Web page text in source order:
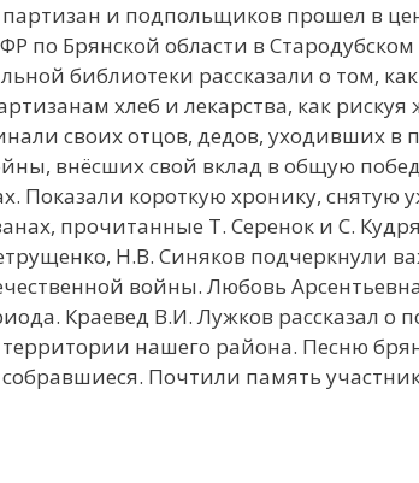
и подпольщиков прошел в
по Брянской области в Стародубском
библиотеки рассказали о том, как
хлеб и лекарства, как рискуя
своих отцов, дедов, уходивших в
внёсших свой вклад в общую
Показали короткую хронику, снятую
прочитанные Т. Серенок и С.
Н.В. Синяков подчеркнули
войны. Любовь
Краевед В.И. Лужков рассказал о
нашего района. Песню
Почтили память